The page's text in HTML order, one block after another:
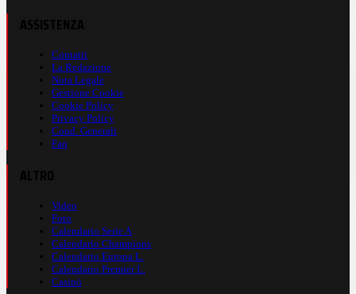
Contatti
La Redazione
Nota Legale
Gestione Cookie
Cookie Policy
Privacy Policy
Cond. Generali
Faq
Video
Foto
Calendario Serie A
Calendario Champions
Calendario Europa L.
Calendario Premier L.
Casinò